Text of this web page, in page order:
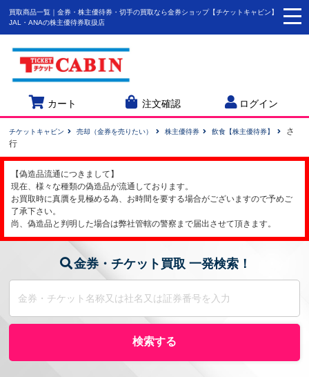
買取商品一覧｜金券・株主優待券・切手の買取なら金券ショップ【チケットキャビン】
JAL・ANAの株主優待券取扱店
カート 注文確認 ログイン
チケットキャビン 売却（金券を売りたい） 株主優待券 飲食【株主優待券】
さ
行
【偽造品流通につきまして】
現在、様々な種類の偽造品が流通しております。
お買取時に真贋を見極める為、お時間を要する場合がございますので予めご
了承下さい。
尚、偽造品と判明した場合は弊社管轄の警察まで届出させて頂きます。
金券・チケット買取 一発検索！